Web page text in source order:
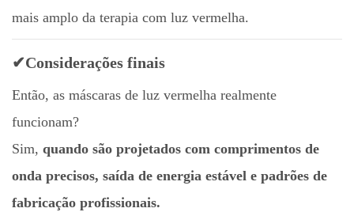
mais amplo da terapia com luz vermelha.
✔Considerações finais
Então, as máscaras de luz vermelha realmente
funcionam?
Sim, quando são projetados com comprimentos de
onda precisos, saída de energia estável e padrões de
fabricação profissionais.